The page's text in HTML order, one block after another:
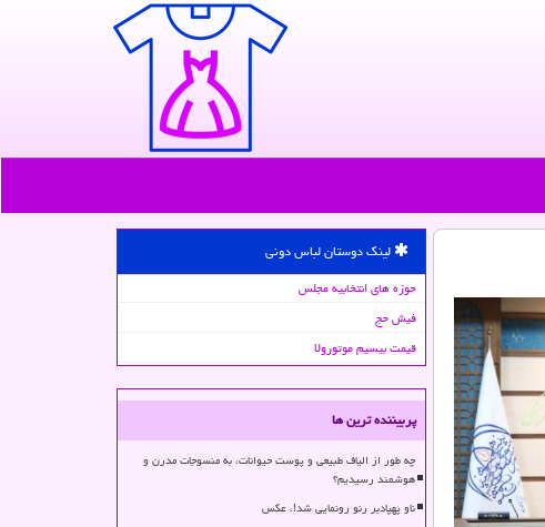
لینک دوستان لباس دونی
حوزه های انتخابیه مجلس
فیش حج
قیمت بیسیم موتورولا
پربیننده ترین ها
چه طور از الیاف طبیعی و پوست حیوانات، به منسوجات مدرن و
هوشمند رسیدیم؟
ناو پهپادبر رنو رونمایی شد!، عکس